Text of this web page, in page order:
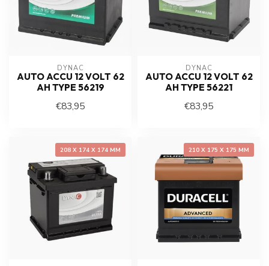
DYNAC
AUTO ACCU 12 VOLT 62
AH TYPE 56219
€83,95
DYNAC
AUTO ACCU 12 VOLT 62
AH TYPE 56221
€83,95
208 X 174 X 174 MM 210 X 175 X 175 MM